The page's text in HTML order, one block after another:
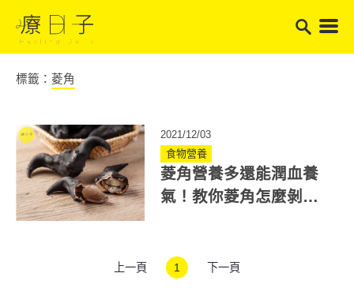
標籤： 菱角
2021/12/03
食物營養
菱角營養多還能潤血養
氣！教你菱角怎麼剝與
上一頁 1 下一頁